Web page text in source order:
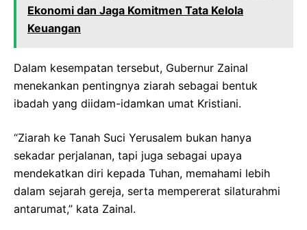
Ekonomi dan Jaga Komitmen Tata Kelola
Keuangan
Dalam kesempatan tersebut, Gubernur Zainal
menekankan pentingnya ziarah sebagai bentuk
ibadah yang diidam-idamkan umat Kristiani.
“Ziarah ke Tanah Suci Yerusalem bukan hanya
sekadar perjalanan, tapi juga sebagai upaya
mendekatkan diri kepada Tuhan, memahami lebih
dalam sejarah gereja, serta mempererat silaturahmi
antarumat,” kata Zainal.